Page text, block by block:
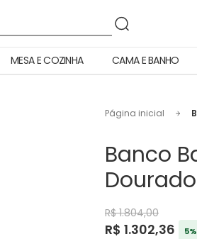
MESA E COZINHA CAMA E BANHO
Página inicial
Banco
Dourado
R$ 1.804,00
R$ 1.302,36